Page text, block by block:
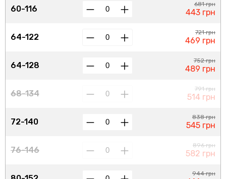
60-116
64-122
64-128
68-134
72-140
76-146
681 грн
443 грн
721 грн
469 грн
752 грн
489 грн
791 грн
514 грн
838 грн
545 грн
896 грн
582 грн
944 грн